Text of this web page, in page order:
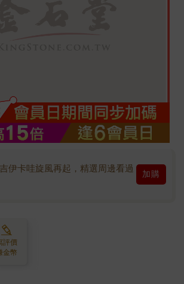
伊卡哇旋風再起，精選周邊看過
加購
評價
金幣